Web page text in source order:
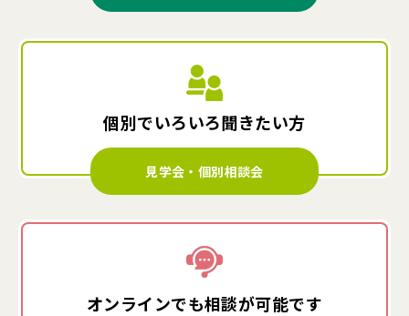
個別でいろいろ聞きたい方
見学会・個別相談会
オンラインでも相談が可能です